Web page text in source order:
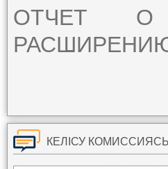
ОТЧЕТ О
КЕЛІСУ